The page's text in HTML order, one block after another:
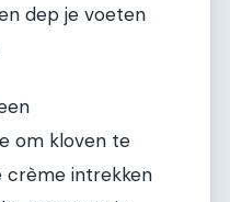
dep je voeten
om kloven te
crème intrekken